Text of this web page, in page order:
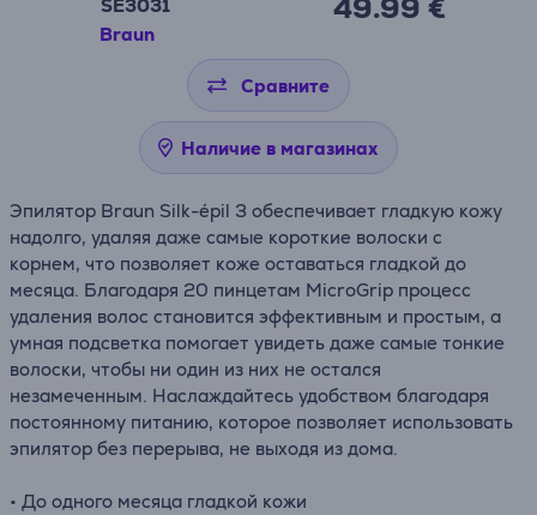
SE3031
Braun
49.99 €
Сравните
Наличие в магазинах
Эпилятор Braun Silk-épil 3 обеспечивает гладкую кожу
надолго, удаляя даже самые короткие волоски с
корнем, что позволяет коже оставаться гладкой до
месяца. Благодаря 20 пинцетам MicroGrip процесс
удаления волос становится эффективным и простым, а
умная подсветка помогает увидеть даже самые тонкие
волоски, чтобы ни один из них не остался
незамеченным. Наслаждайтесь удобством благодаря
постоянному питанию, которое позволяет использовать
эпилятор без перерыва, не выходя из дома.
• До одного месяца гладкой кожи